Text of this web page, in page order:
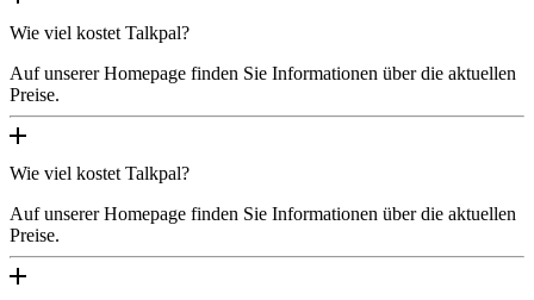
Wie viel kostet Talkpal?
Auf unserer Homepage finden Sie Informationen über die aktuellen
Preise.
Wie viel kostet Talkpal?
Auf unserer Homepage finden Sie Informationen über die aktuellen
Preise.